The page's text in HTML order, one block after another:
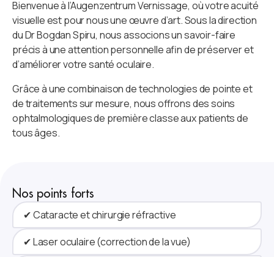
Bienvenue à l’Augenzentrum Vernissage, où votre acuité
visuelle est pour nous une œuvre d’art. Sous la direction
du Dr Bogdan Spiru, nous associons un savoir-faire
précis à une attention personnelle afin de préserver et
d’améliorer votre santé oculaire.
Grâce à une combinaison de technologies de pointe et
de traitements sur mesure, nous offrons des soins
ophtalmologiques de première classe aux patients de
tous âges.
Nos points forts
✔ Cataracte et chirurgie réfractive
✔ Laser oculaire (correction de la vue)